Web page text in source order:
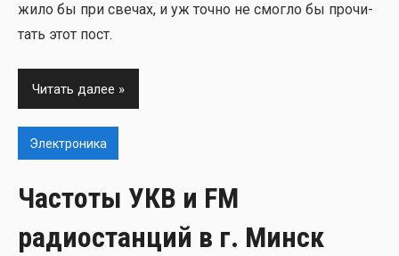
жило бы при све­чах, и уж точ­но не смог­ло бы про­чи­
тать этот пост.
Читать далее
Электроника
Частоты УКВ и FM
радиостанций в г. Минск